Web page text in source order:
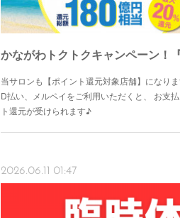
かながわトクトクキャンペーン！
当サロンも【ポイント還元対象店舗】になり
D払い、メルペイをご利用いただくと、 お支
ト還元が受けられます♪
2026.06.11 01:47